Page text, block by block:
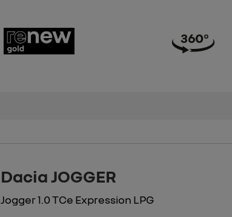
Dacia JOGGER
Jogger 1.0 TCe Expression LPG